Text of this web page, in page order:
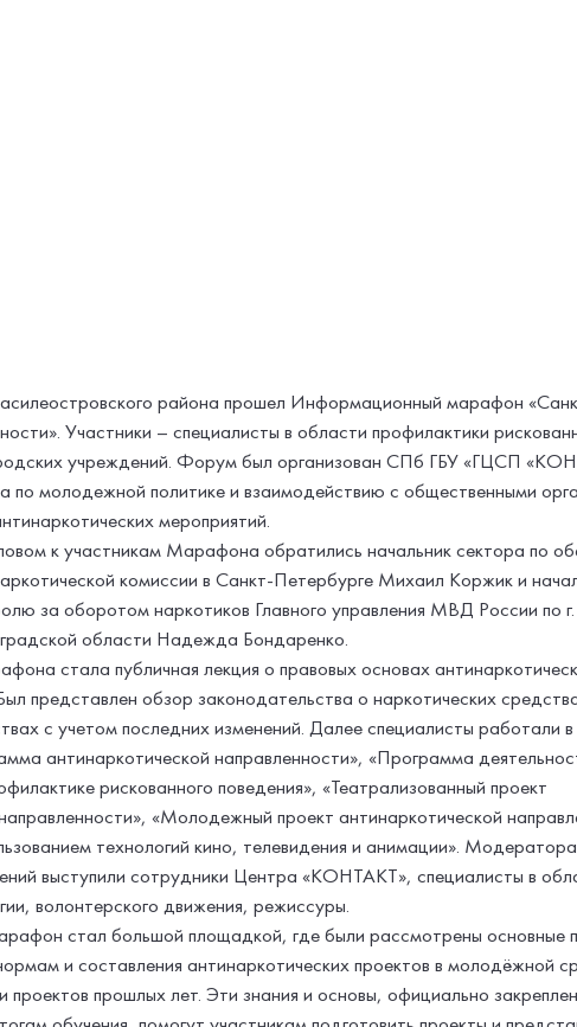
района прошел Информационный марафон
Участники – специалисты в области профилактики
учреждений. Форум был организован СПб ГБУ «ГЦСП
по молодежной политике и взаимодействию с общественными
мероприятий.
к участникам Марафона обратились начальник сектора по
комиссии в Санкт-Петербурге Михаил Коржик и
за оборотом наркотиков Главного управления МВД России по
области Надежда Бондаренко.
стала публичная лекция о правовых основах
представлен обзор законодательства о наркотических
с учетом последних изменений. Далее специалисты работали в
антинаркотической направленности», «Программа
рискованного поведения», «Театрализованный проект
«Молодежный проект антинаркотической
технологий кино, телевидения и анимации».
выступили сотрудники Центра «КОНТАКТ», специалисты в
волонтерского движения, режиссуры.
стал большой площадкой, где были рассмотрены основные
и составления антинаркотических проектов в молодёжной
проектов прошлых лет. Эти знания и основы, официально